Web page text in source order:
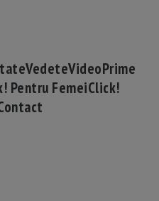
VedeteVideoPrime
Pentru FemeiClick!